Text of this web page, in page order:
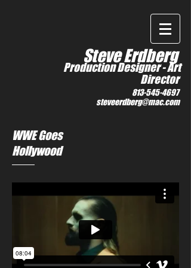
IMDb
Steve Erdberg
Production Designer -Art
Director
813-545-4697
steveerdberg@mac.com
WWE Goes
Hollywood